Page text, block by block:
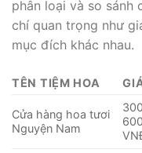
phân loại và so sánh
chí quan trọng như
mục đích khác nhau.
TÊN TIỆM HOA
Cửa hàng hoa tươi
Nguyện Nam